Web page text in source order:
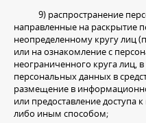
9) распространение
направленные на раскрытие
неопределенному кругу лиц
или на ознакомление с
неограниченного круга лиц,
персональных данных в
размещение в
или предоставление
либо иным способом;